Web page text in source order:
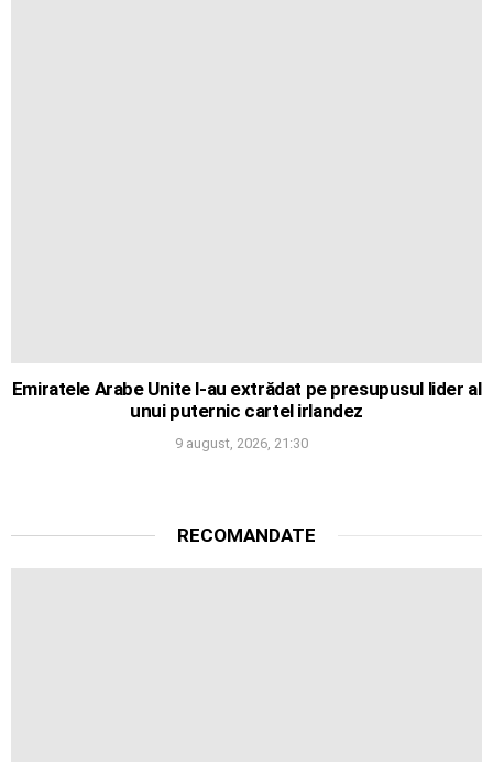
Emiratele Arabe Unite l-au extrădat pe presupusul lider al
unui puternic cartel irlandez
9 august, 2026, 21:30
RECOMANDATE